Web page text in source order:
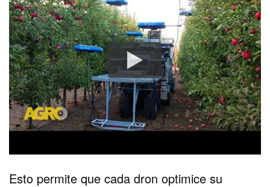
Esto permite que cada dron optimice su